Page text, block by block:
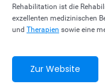
Rehabilitation ist die
exzellenten medizinischen
und Therapien sowie eine
Zur Website